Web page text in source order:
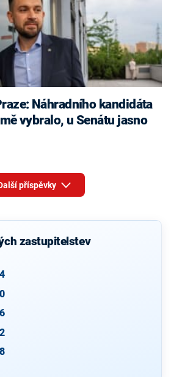
Náhradního kandidáta
vybralo, u Senátu jasno
příspěvky
zastupitelstev